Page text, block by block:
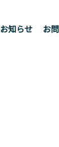
お知らせ お